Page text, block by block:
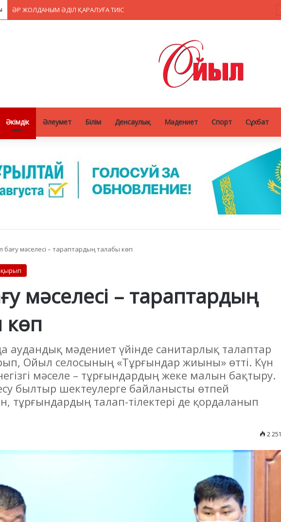
Әкімдік Әлеумет Білім Денсаулық Мәдениет Спорт Сұхбат
бағу мәселесі – тараптардың талабы көп
мәселесі – тараптардың
көп
аудандық мәдениет үйінде санитарлық талаптар
Ойыл селосының «Тұрғындар жиыны» өтті. Күн
негізгі мәселе – тұрғындардың жеке малын бақтыру.
былтыр шектеулерге байланысты өтпей
тұрғындардың талап-тілектері де қордаланып
2 251